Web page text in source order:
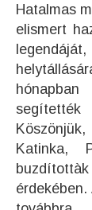
Hatalmas
elismert
Katinka,